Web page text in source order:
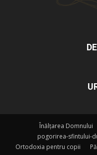
Înălțarea Domnului
pogorirea-sfintului-
Ortodoxia pentru copii